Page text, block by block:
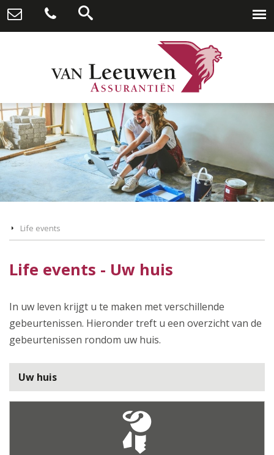
Life events
Life events - Uw huis
In uw leven krijgt u te maken met verschillende
gebeurtenissen. Hieronder treft u een overzicht van de
gebeurtenissen rondom uw huis.
Uw huis